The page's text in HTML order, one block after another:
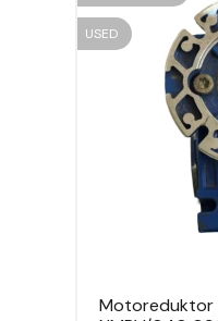
USED
Motoreduktor